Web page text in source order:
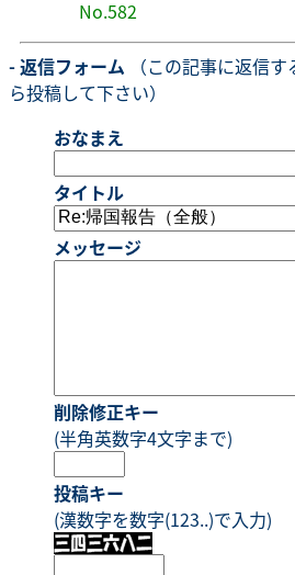
No.582
- 返信フォーム （この記事に返信
ら投稿して下さい）
おなまえ
タイトル
メッセージ
削除修正キー
(半角英数字4文字まで)
投稿キー
(漢数字を数字(123..)で入力)